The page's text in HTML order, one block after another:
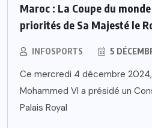
Maroc : La Coupe du
priorités de Sa Majesté le
INFOSPORTS 5
Ce mercredi 4 décembre
Mohammed VI a présidé un
Palais Royal